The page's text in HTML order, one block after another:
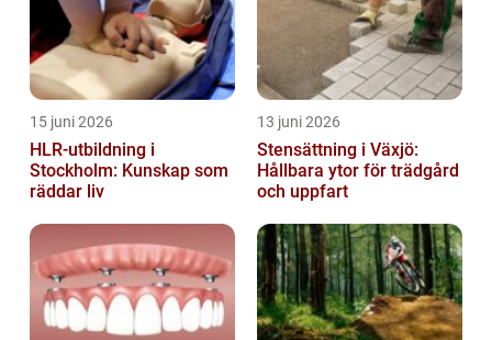
15 juni 2026
HLR-utbildning i
Stockholm: Kunskap som
räddar liv
13 juni 2026
Stensättning i Växjö:
Hållbara ytor för trädgård
och uppfart